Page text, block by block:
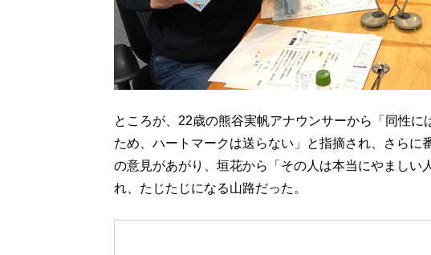
ところが、22歳の熊谷実帆アナウンサーから「同性に
ため、ハートマークは送らない」と指摘され、さらに
の意見があがり、垣花から「その人は本当にやましい
れ、たじたじになる山路だった。